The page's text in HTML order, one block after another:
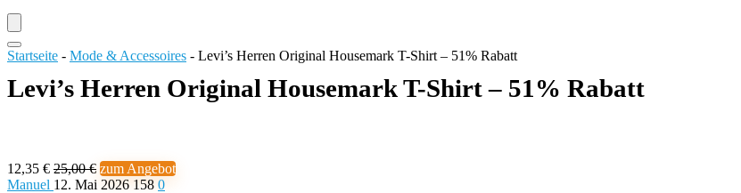
Startseite - Mode & Accessoires - Levi’s Herren Original Housemark T-Shirt – 51% Rabatt
Levi’s Herren Original Housemark T-Shirt – 51% Rabatt
12,35 € 25,00 € zum Angebot
Manuel 12. Mai 2026 158 0